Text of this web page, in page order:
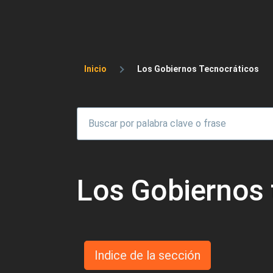
Sobrescribir enlaces
Inicio Los Gobiernos Tecnocráticos
Los
Indice de la sección